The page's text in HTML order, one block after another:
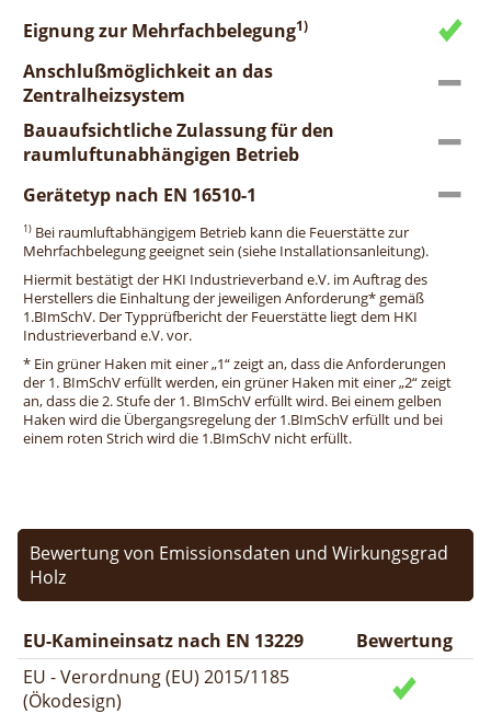
Eignung zur Mehrfachbelegung1)
Anschlußmöglichkeit an das
Zentralheizsystem
Bauaufsichtliche Zulassung für den
raumluftunabhängigen Betrieb
Gerätetyp nach EN 16510-1
1) Bei raumluftabhängigem Betrieb kann die Feuerstätte zur
Mehrfachbelegung geeignet sein (siehe Installationsanleitung).
Hiermit bestätigt der HKI Industrieverband e.V. im Auftrag des
Herstellers die Einhaltung der jeweiligen Anforderung* gemäß
1.BImSchV. Der Typprüfbericht der Feuerstätte liegt dem HKI
Industrieverband e.V. vor.
* Ein grüner Haken mit einer „1“ zeigt an, dass die Anforderungen
der 1. BImSchV erfüllt werden, ein grüner Haken mit einer „2“ zeigt
an, dass die 2. Stufe der 1. BImSchV erfüllt wird. Bei einem gelben
Haken wird die Übergangsregelung der 1.BImSchV erfüllt und bei
einem roten Strich wird die 1.BImSchV nicht erfüllt.
Bewertung von Emissionsdaten und Wirkungsgrad
Holz
EU-Kamineinsatz nach EN 13229
Bewertung
EU - Verordnung (EU) 2015/1185
(Ökodesign)